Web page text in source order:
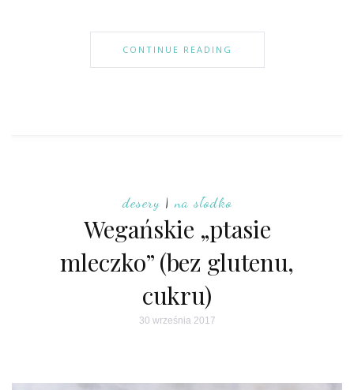
CONTINUE READING
desery |na słodko
Wegańskie „ptasie
mleczko” (bez glutenu,
cukru)
30 września 2017